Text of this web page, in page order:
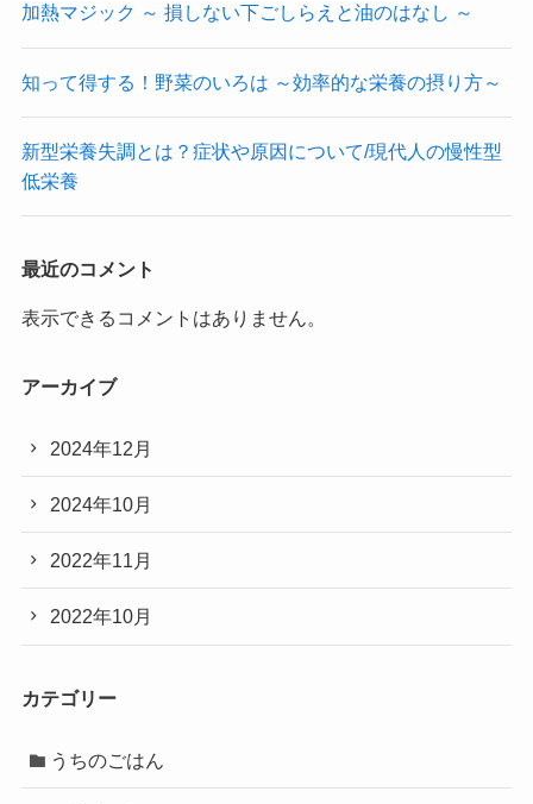
加熱マジック ～ 損しない下ごしらえと油のはなし ～
知って得する！野菜のいろは ～効率的な栄養の摂り方～
新型栄養失調とは？症状や原因について/現代人の慢性型
低栄養
最近のコメント
表示できるコメントはありません。
アーカイブ
2024年12月
2024年10月
2022年11月
2022年10月
カテゴリー
うちのごはん